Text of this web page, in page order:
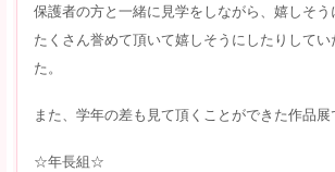
保護者の方と一緒に見学をしながら、嬉しそう
たくさん誉めて頂いて嬉しそうにしたりしてい
た。
また、学年の差も見て頂くことができた作品展
☆年長組☆